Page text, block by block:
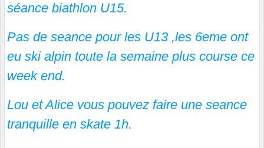
séance biathlon U15.
Pas de seance pour les U13 ,les 6eme ont
eu ski alpin toute la semaine plus course ce
week end.
Lou et Alice vous pouvez faire une seance
tranquille en skate 1h.